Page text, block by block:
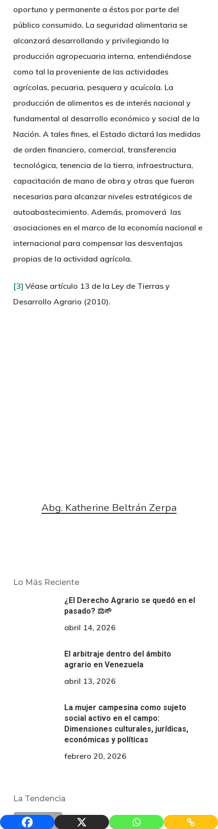
oportuno y permanente a éstos por parte del
público consumido. La seguridad alimentaria se
alcanzará desarrollando y privilegiando la
producción agropecuaria interna, entendiéndose
como tal la proveniente de las actividades
agrícolas, pecuaria, pesquera y acuícola. La
producción de alimentos es de interés nacional y
fundamental al desarrollo económico y social de la
Nación. A tales fines, el Estado dictará las medidas
de orden financiero, comercial, transferencia
tecnológica, tenencia de la tierra, infraestructura,
capacitación de mano de obra y otras que fueran
necesarias para alcanzar niveles estratégicos de
autoabastecimiento. Además, promoverá las
asociaciones en el marco de la economía nacional e
internacional para compensar las desventajas
propias de la actividad agrícola.
[3] Véase artículo 13 de la Ley de Tierras y
Desarrollo Agrario (2010).
Abg. Katherine Beltrán Zerpa
Lo Más Reciente
¿El Derecho Agrario se quedó en el
pasado? ⚖️🌱
abril 14, 2026
El arbitraje dentro del ámbito
agrario en Venezuela
abril 13, 2026
La mujer campesina como sujeto
social activo en el campo:
Dimensiones culturales, jurídicas,
económicas y políticas
febrero 20, 2026
La Tendencia